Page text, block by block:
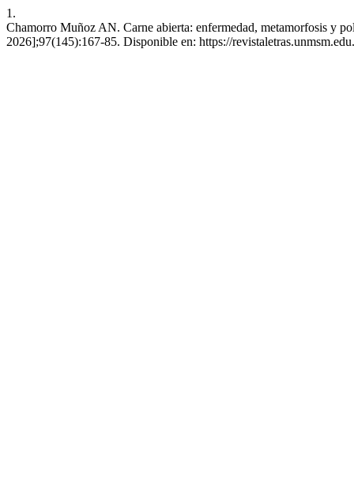
1.
Chamorro Muñoz AN. Carne abierta: enfermedad, metamorfosis y
2026];97(145):167-85. Disponible en: https://